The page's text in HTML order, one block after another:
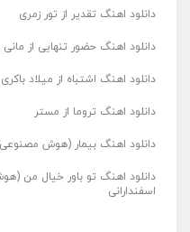
دانلود اهنگ تقدیر از تور زمری
دانلود اهنگ حضور تنهایی از
دانلود اهنگ اشتباه از میلاد باکری
دانلود اهنگ تروما از مستر
دانلود اهنگ بیمار (هوش
دانلود اهنگ تو باور خیال من
اسفندارانی